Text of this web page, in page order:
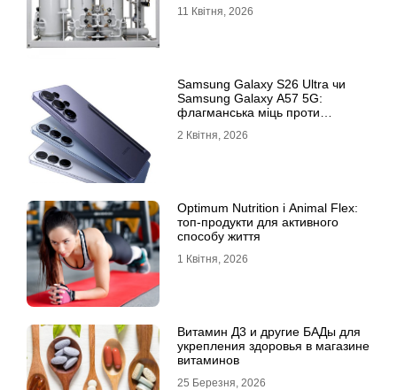
11 Квітня, 2026
Samsung Galaxy S26 Ultra чи
Samsung Galaxy A57 5G:
флагманська міць проти
2 Квітня, 2026
Optimum Nutrition і Animal Flex:
топ-продукти для активного
способу життя
1 Квітня, 2026
Витамин Д3 и другие БАДы для
укрепления здоровья в магазине
витаминов
25 Березня, 2026